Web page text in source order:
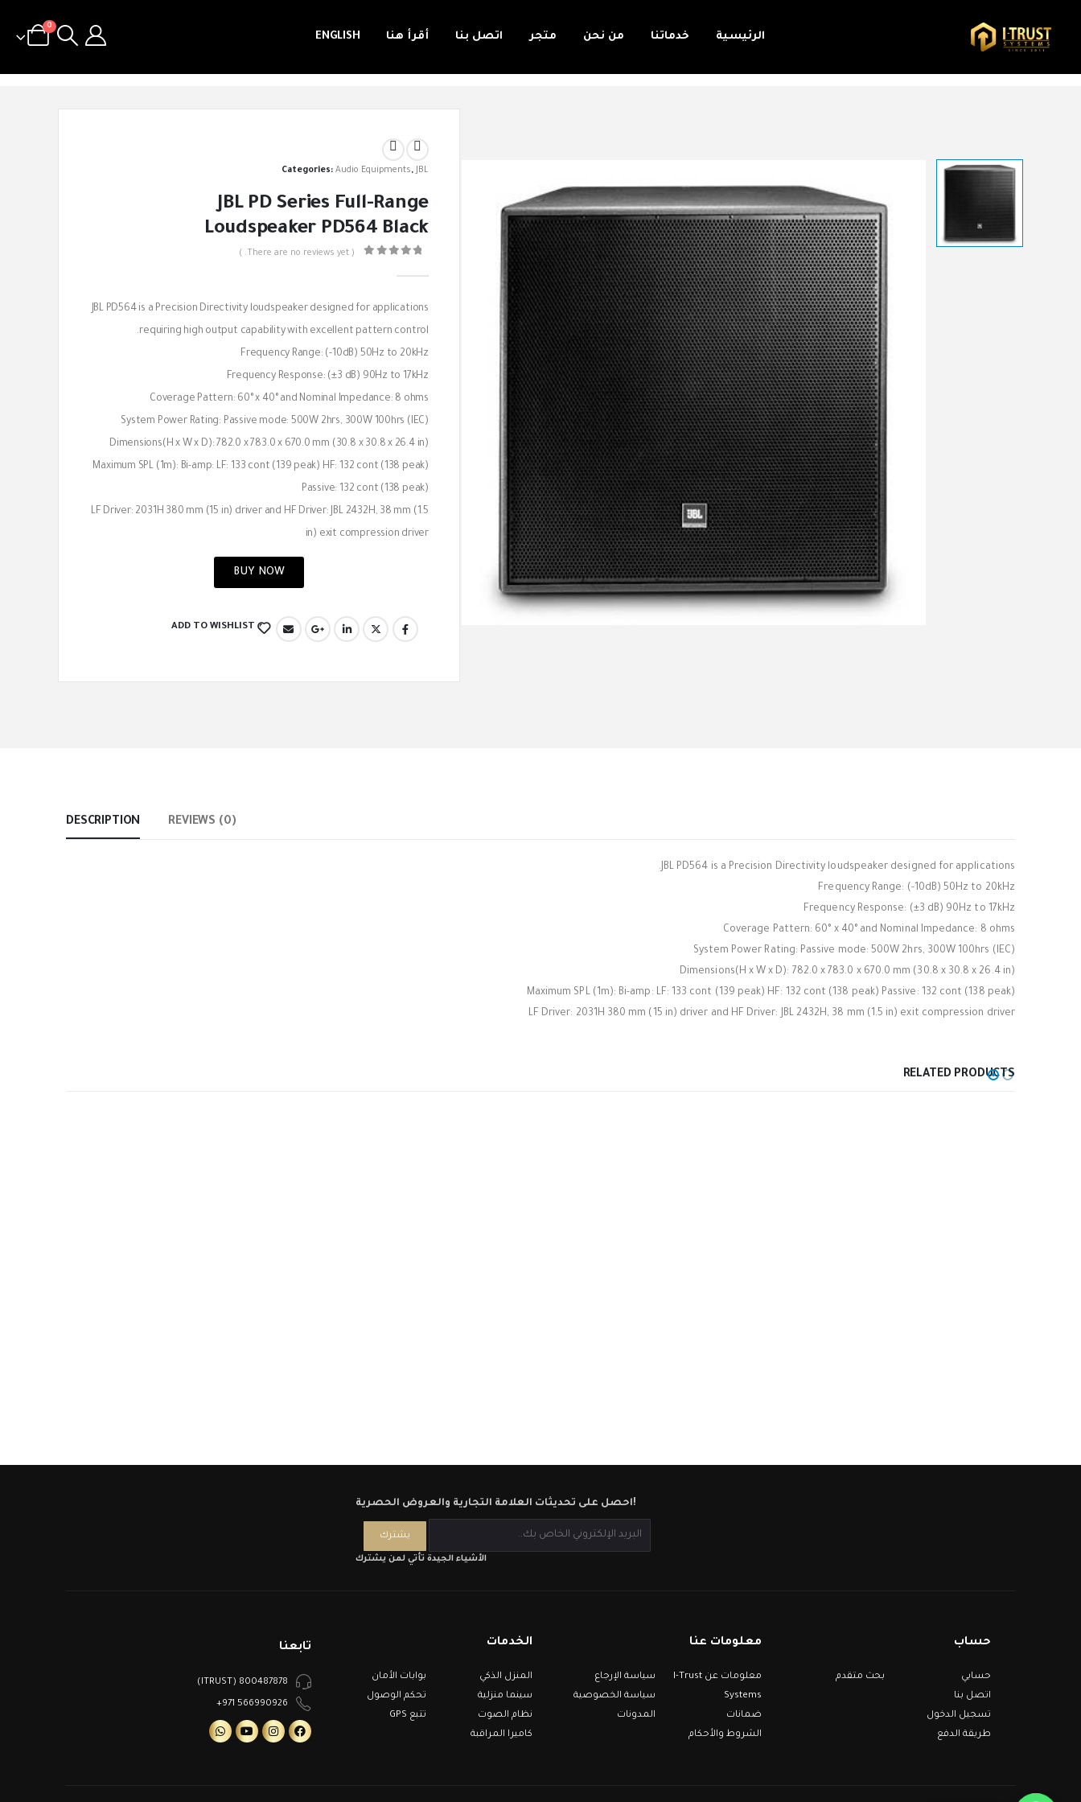
الرئيسية خدماتنا من نحن متجر اتصل بنا أقرأ هنا ENGLISH
0
Categories:Audio Equipments, JBL
JBL PD Series Full-Range
Loudspeaker PD564 Black
( There are no reviews yet. )
JBL PD564 is a Precision Directivity loudspeaker designed for applications
requiring high output capability with excellent pattern control.
Frequency Range: (-10dB) 50Hz to 20kHz
Frequency Response: (±3 dB) 90Hz to 17kHz
Coverage Pattern: 60° x 40° and Nominal Impedance: 8 ohms
System Power Rating: Passive mode: 500W 2hrs, 300W 100hrs (IEC)
Dimensions(H x W x D): 782.0 x 783.0 x 670.0 mm (30.8 x 30.8 x 26.4 in)
Maximum SPL (1m): Bi-amp: LF: 133 cont (139 peak) HF: 132 cont (138 peak)
Passive: 132 cont (138 peak)
LF Driver: 2031H 380 mm (15 in) driver and HF Driver: JBL 2432H, 38 mm (1.5
in) exit compression driver
BUY NOW
ADD TO WISHLIST
DESCRIPTION REVIEWS (0)
JBL PD564 is a Precision Directivity loudspeaker designed for applications.
Frequency Range: (-10dB) 50Hz to 20kHz
Frequency Response: (±3 dB) 90Hz to 17kHz
Coverage Pattern: 60° x 40° and Nominal Impedance: 8 ohms
System Power Rating: Passive mode: 500W 2hrs, 300W 100hrs (IEC)
Dimensions(H x W x D): 782.0 x 783.0 x 670.0 mm (30.8 x 30.8 x 26.4 in)
Maximum SPL (1m): Bi-amp: LF: 133 cont (139 peak) HF: 132 cont (138 peak) Passive: 132 cont (138 peak)
LF Driver: 2031H 380 mm (15 in) driver and HF Driver: JBL 2432H, 38 mm (1.5 in) exit compression driver
RELATED PRODUCTS
احصل على تحديثات العلامة التجارية والعروض الحصرية!
الأشياء الجيدة تأتي لمن يشترك
حساب
حسابي
اتصل بنا
تسجيل الدخول
طريقة الدفع
بحث متقدم
معلومات عنا
معلومات عن I-Trust
Systems
ضمانات
الشروط والأحكام
سياسة الإرجاع
سياسة الخصوصية
المدونات
الخدمات
المنزل الذكي
سينما منزلية
نظام الصوت
كاميرا المراقبة
بوابات الأمان
تحكم الوصول
تتبع GPS
تابعنا
800487878 (ITRUST)
566990926 971+